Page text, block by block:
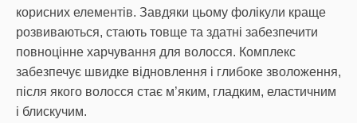
корисних елементів. Завдяки цьому фолікули краще
розвиваються, стають товще та здатні забезпечити
повноцінне харчування для волосся. Комплекс
забезпечує швидке відновлення і глибоке зволоження,
після якого волосся стає м’яким, гладким, еластичним
і блискучим.